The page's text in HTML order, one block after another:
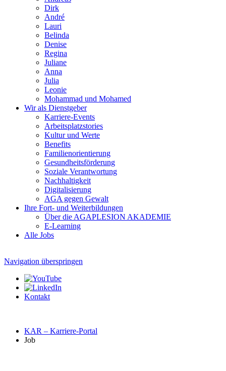
Dirk
André
Lauri
Belinda
Denise
Regina
Juliane
Anna
Julia
Leonie
Mohammad und Mohamed
Wir als Dienstgeber
Karriere-Events
Arbeitsplatzstories
Kultur und Werte
Benefits
Familien­orientierung
Gesundheits­förderung
Soziale Verantwortung
Nachhaltigkeit
Digitalisierung
AGA gegen Gewalt
Ihre Fort- und Weiterbildungen
Über die AGAPLESION AKADEMIE
E-Learning
Alle Jobs
Navigation überspringen
Kontakt
KAR – Karriere-Portal
Job